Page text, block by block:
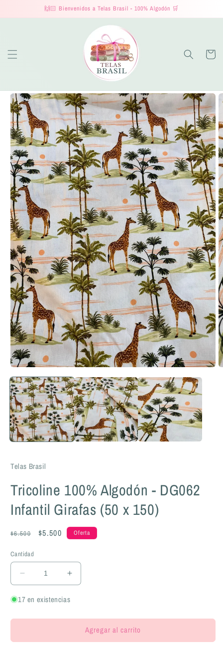
directamente
al contenido
🙌🏻 Bienvenidos a Telas Brasil - 100% Algodón 🛒
Carrito
directamente
a la
información
del producto
Telas Brasil
Tricoline 100% Algodón - DG062
Infantil Girafas (50 x 150)
Precio
$6.500
Precio
$5.500 Oferta
Cantidad
Reducir
cantidad
para
100%
-
Aumentar
cantidad
para
100%
Algodón
-
17 en existencias
Agregar al carrito